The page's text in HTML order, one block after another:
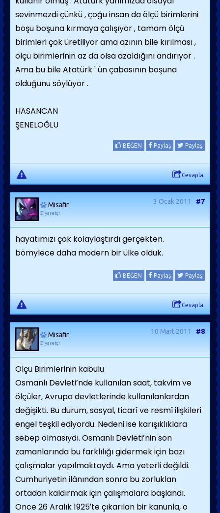
sevinmezdi çünkü , çoğu insan da ölçü birimlerini
boşu boşuna kırmaya çalışıyor , tamam ölçü
birimleri çok üretiliyor ama azının bile kırılması ,
ölçü birimlerinin az da olsa azaldığını andırıyor .
Ama bu bile Atatürk ' ün çabasının boşuna
olduğunu söylüyor .
HASANCAN
ŞENELOĞLU
BEĞEN Paylaş Paylaş
Cevapla
Misafir
Ziyaretçi
3 Ocak 2011 #7
hayatımızı çok kolaylaştırdı gerçekten.
bömylece daha modern bir ülke olduk.
BEĞEN Paylaş Paylaş
Cevapla
Misafir
Ziyaretçi
10 Mart 2011 #8
Ölçü Birimlerinin kabulu
Osmanlı Devleti’nde kullanılan saat, takvim ve
ölçüler, Avrupa devletlerinde kullanılanlardan
değişikti. Bu durum, sosyal, ticarî ve resmî ilişkileri
engel teşkil ediyordu. Nedeni ise karışıklıklara
sebep olmasıydı. Osmanlı Devleti’nin son
zamanlarında bu farklılığı gidermek için bazı
çalışmalar yapılmaktaydı. Ama yeterli değildi.
Cumhuriyetin ilânından sonra bu zorluklan
ortadan kaldırmak için çalışmalara başlandı.
Önce 26 Aralık 1925′te çıkarılan bir kanunla, o